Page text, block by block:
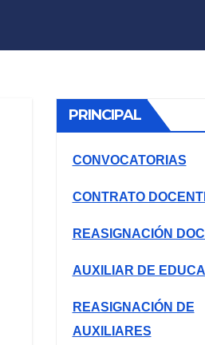
PRINCIPAL
CONVOCATORIAS
CONTRATO
REASIGNACIÓN
AUXILIAR DE
REASIGNACIÓN DE
AUXILIARES